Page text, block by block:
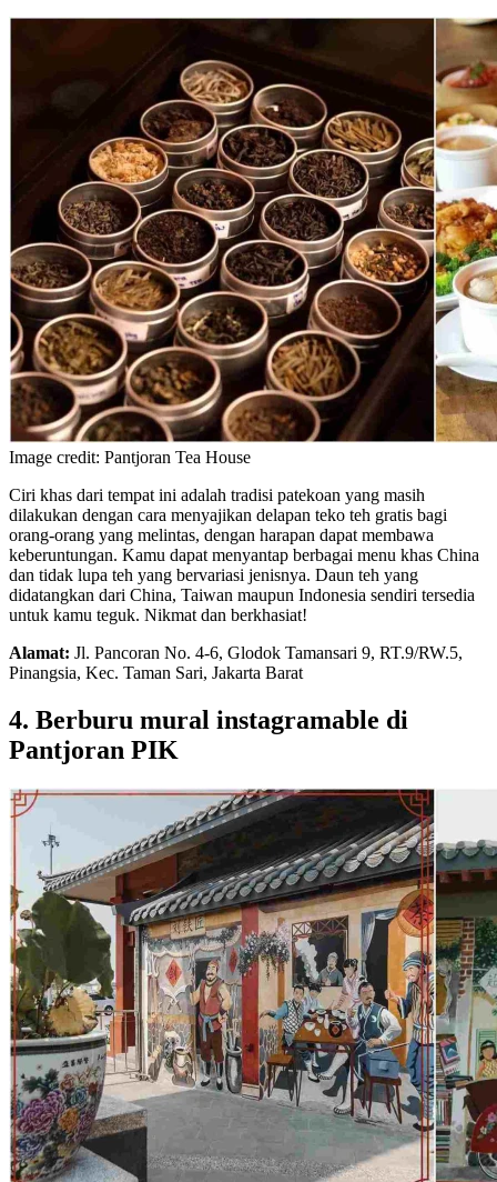
Image credit: Pantjoran Tea House
Ciri khas dari tempat ini adalah tradisi patekoan yang masih
dilakukan dengan cara menyajikan delapan teko teh gratis bagi
orang-orang yang melintas, dengan harapan dapat membawa
keberuntungan. Kamu dapat menyantap berbagai menu khas China
dan tidak lupa teh yang bervariasi jenisnya. Daun teh yang
didatangkan dari China, Taiwan maupun Indonesia sendiri tersedia
untuk kamu teguk. Nikmat dan berkhasiat!
Alamat: Jl. Pancoran No. 4-6, Glodok Tamansari 9, RT.9/RW.5,
Pinangsia, Kec. Taman Sari, Jakarta Barat
4. Berburu mural instagramable di
Pantjoran PIK